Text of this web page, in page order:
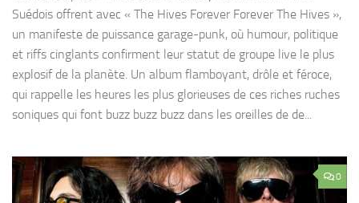
Suédois offrent avec « The Hives Forever Forever The Hives »,
un manifeste de puissance garage-punk, où humour, politique
et riffs cinglants confirment leur statut de groupe live le plus
explosif de la planète. Un album flamboyant, drôle et féroce,
qui rappelle les heures les plus glorieuses de ces riches ruches
soniques qui font buzz buzz buzz dans les oreilles de de...
0